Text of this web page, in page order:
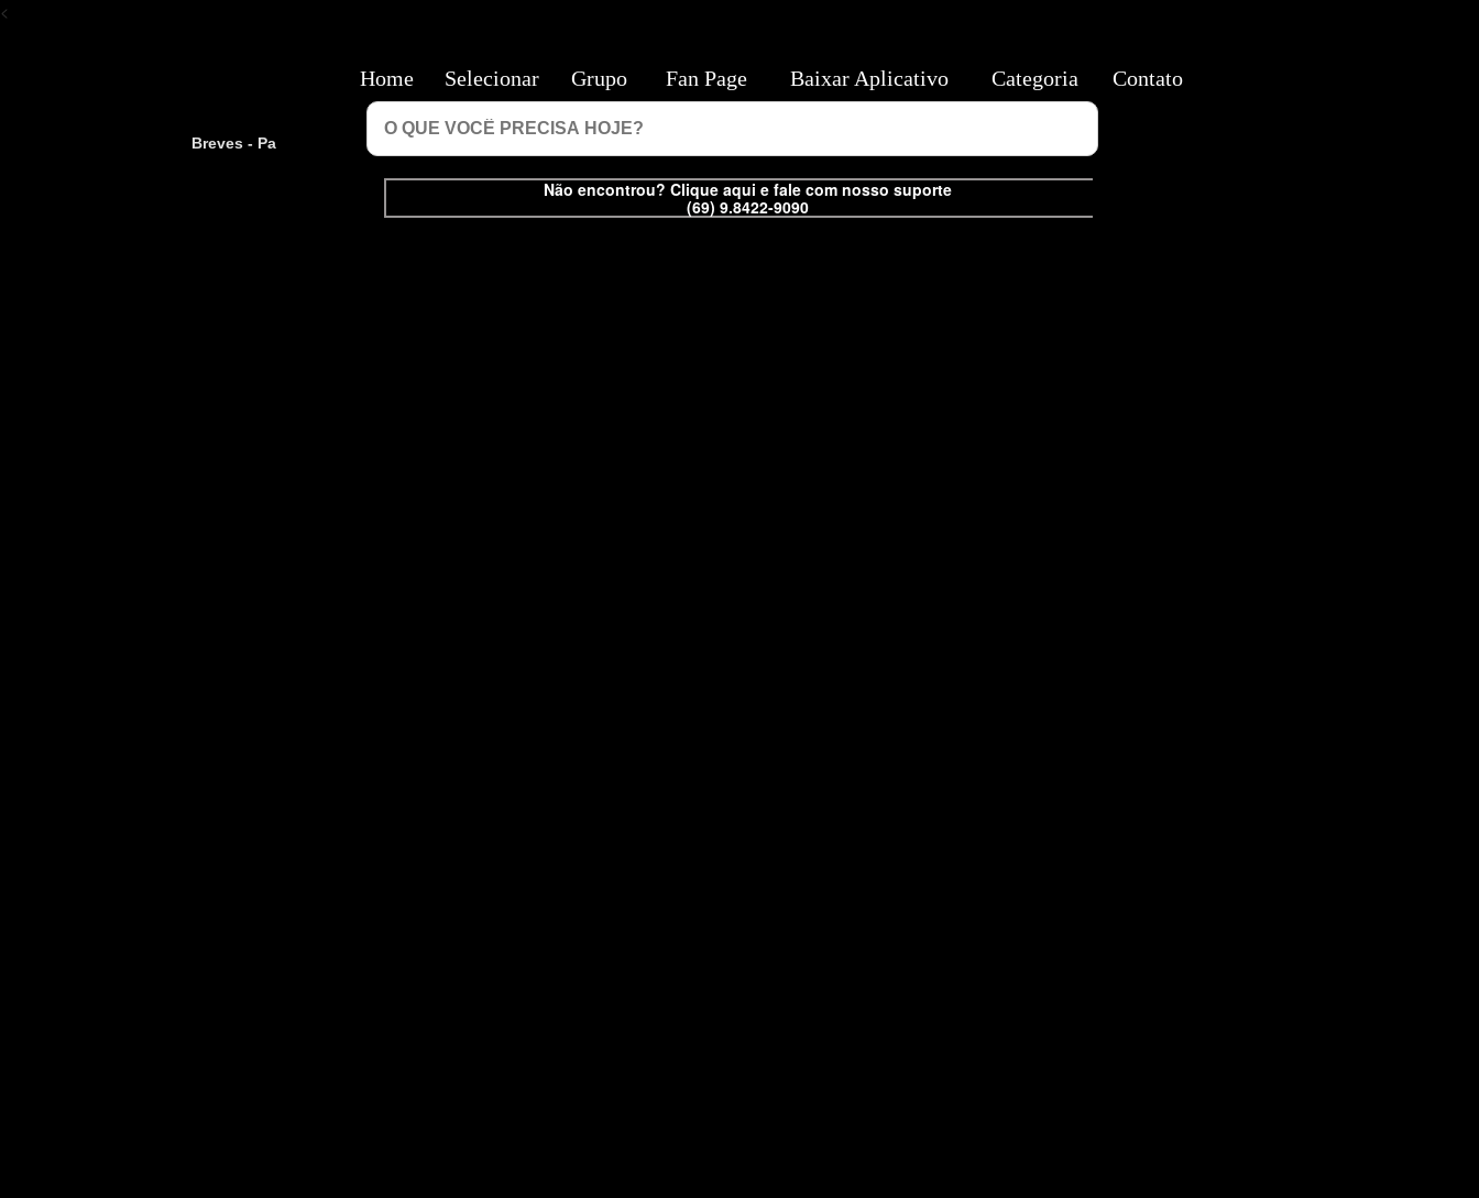
<
Breves - Pa
Não encontrou? Clique aqui e fale com nosso suporte
(69) 9.8422-9090
Home Selecionar Grupo Fan Page Baixar Aplicativo Categoria Contato